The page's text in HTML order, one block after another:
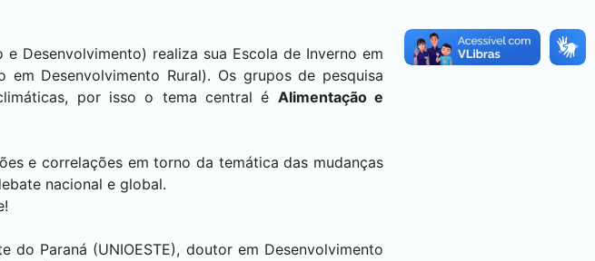
Desenvolvimento) realiza sua Escola de Inverno em
Desenvolvimento Rural). Os grupos de pesquisa
por isso o tema central é Alimentação e
e correlações em torno da temática das mudanças
nacional e global.
do Paraná (UNIOESTE), doutor em Desenvolvimento